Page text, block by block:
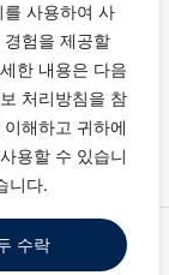
사용하여 사
험을 제공할
한 내용은 다음
처리방침을 참
해하고 귀하에
용할 수 있습니
니다.
수락
싱가포르
대한민국일본
대만태국
말레이시아
이용 약관